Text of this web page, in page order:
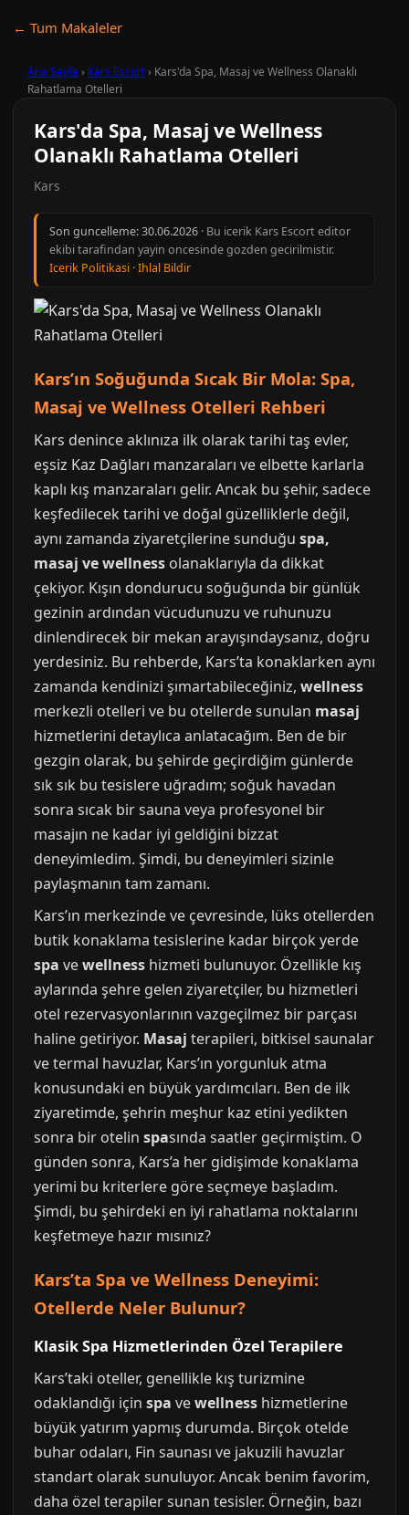
← Tum Makaleler
Ana Sayfa › Kars Escort› Kars'da Spa, Masaj ve Wellness Olanaklı
Rahatlama Otelleri
Kars'da Spa, Masaj ve Wellness
Olanaklı Rahatlama Otelleri
Kars
Son guncelleme:30.06.2026 · Bu icerik Kars Escort editor
ekibi tarafindan yayin oncesinde gozden gecirilmistir.
Icerik Politikasi ·Ihlal Bildir
Kars’ın Soğuğunda Sıcak Bir Mola: Spa,
Masaj ve Wellness Otelleri Rehberi
Kars denince aklınıza ilk olarak tarihi taş evler,
eşsiz Kaz Dağları manzaraları ve elbette karlarla
kaplı kış manzaraları gelir. Ancak bu şehir, sadece
keşfedilecek tarihi ve doğal güzelliklerle değil,
aynı zamanda ziyaretçilerine sunduğu spa,
masaj ve wellness olanaklarıyla da dikkat
çekiyor. Kışın dondurucu soğuğunda bir günlük
gezinin ardından vücudunuzu ve ruhunuzu
dinlendirecek bir mekan arayışındaysanız, doğru
yerdesiniz. Bu rehberde, Kars’ta konaklarken aynı
zamanda kendinizi şımartabileceğiniz, wellness
merkezli otelleri ve bu otellerde sunulan masaj
hizmetlerini detaylıca anlatacağım. Ben de bir
gezgin olarak, bu şehirde geçirdiğim günlerde
sık sık bu tesislere uğradım; soğuk havadan
sonra sıcak bir sauna veya profesyonel bir
masajın ne kadar iyi geldiğini bizzat
deneyimledim. Şimdi, bu deneyimleri sizinle
paylaşmanın tam zamanı.
Kars’ın merkezinde ve çevresinde, lüks otellerden
butik konaklama tesislerine kadar birçok yerde
spa vewellness hizmeti bulunuyor. Özellikle kış
aylarında şehre gelen ziyaretçiler, bu hizmetleri
otel rezervasyonlarının vazgeçilmez bir parçası
haline getiriyor. Masaj terapileri, bitkisel saunalar
ve termal havuzlar, Kars’ın yorgunluk atma
konusundaki en büyük yardımcıları. Ben de ilk
ziyaretimde, şehrin meşhur kaz etini yedikten
sonra bir otelin spasında saatler geçirmiştim. O
günden sonra, Kars’a her gidişimde konaklama
yerimi bu kriterlere göre seçmeye başladım.
Şimdi, bu şehirdeki en iyi rahatlama noktalarını
keşfetmeye hazır mısınız?
Kars’ta Spa ve Wellness Deneyimi:
Otellerde Neler Bulunur?
Klasik Spa Hizmetlerinden Özel Terapilere
Kars’taki oteller, genellikle kış turizmine
odaklandığı için spa vewellness hizmetlerine
büyük yatırım yapmış durumda. Birçok otelde
buhar odaları, Fin saunası ve jakuzili havuzlar
standart olarak sunuluyor. Ancak benim favorim,
daha özel terapiler sunan tesisler. Örneğin, bazı